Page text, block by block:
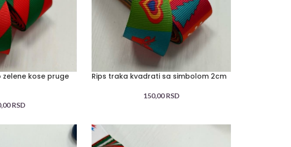
kose pruge
RSD
Rips traka kvadrati sa simbolom 2cm
150,00RSD